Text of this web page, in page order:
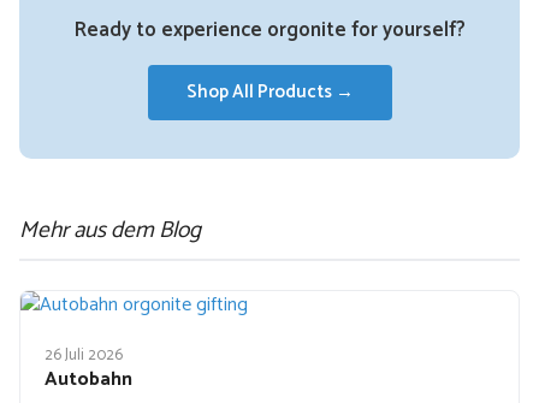
Ready to experience orgonite for yourself?
Shop All Products →
Mehr aus dem Blog
26 Juli 2026
Autobahn